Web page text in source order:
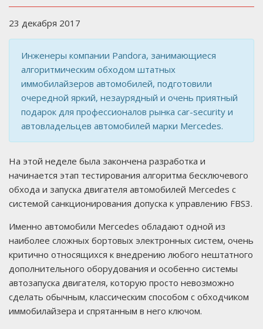
23 декабря 2017
Инженеры компании Pandora, занимающиеся
алгоритмическим обходом штатных
иммобилайзеров автомобилей, подготовили
очередной яркий, незаурядный и очень приятный
подарок для профессионалов рынка car-security и
автовладельцев автомобилей марки Mercedes.
На этой неделе была закончена разработка и
начинается этап тестирования алгоритма бесключевого
обхода и запуска двигателя автомобилей Mercedes c
системой санкционирования допуска к управлению FBS3.
Именно автомобили Mercedes обладают одной из
наиболее сложных бортовых электронных систем, очень
критично относящихся к внедрению любого нештатного
дополнительного оборудования и особенно системы
автозапуска двигателя, которую просто невозможно
сделать обычным, классическим способом с обходчиком
иммобилайзера и спрятанным в него ключом.